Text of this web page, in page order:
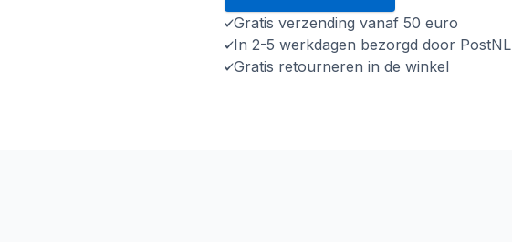
Gratis verzending vanaf 50 euro
In 2-5 werkdagen bezorgd door PostNL
Gratis retourneren in de winkel